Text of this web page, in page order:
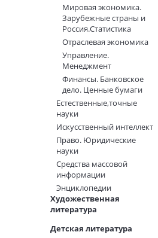
Мировая экономика.
Зарубежные страны и
Россия.Статистика
Отраслевая экономика
Управление.
Менеджмент
Финансы. Банковское
дело. Ценные бумаги
Естественные,точные
науки
Искусственный интеллект
Право. Юридические
науки
Средства массовой
информации
Энциклопедии
Художественная
литература
Детская литература